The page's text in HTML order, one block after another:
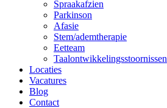
Spraakafzien
Parkinson
Afasie
Stem/ademtherapie
Eetteam
Taalontwikkelingsstoornissen
Locaties
Vacatures
Blog
Contact